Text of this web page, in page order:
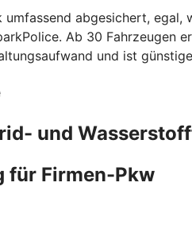
abgesichert,
Ab 30 Fahrzeugen
und ist
und
für Firmen-Pkw